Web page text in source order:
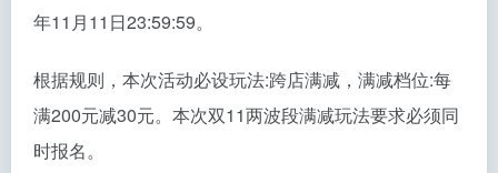
年11月11日23:59:59。
根据规则，本次活动必设玩法:跨店满减，满减档位:每
满200元减30元。本次双11两波段满减玩法要求必须同
时报名。